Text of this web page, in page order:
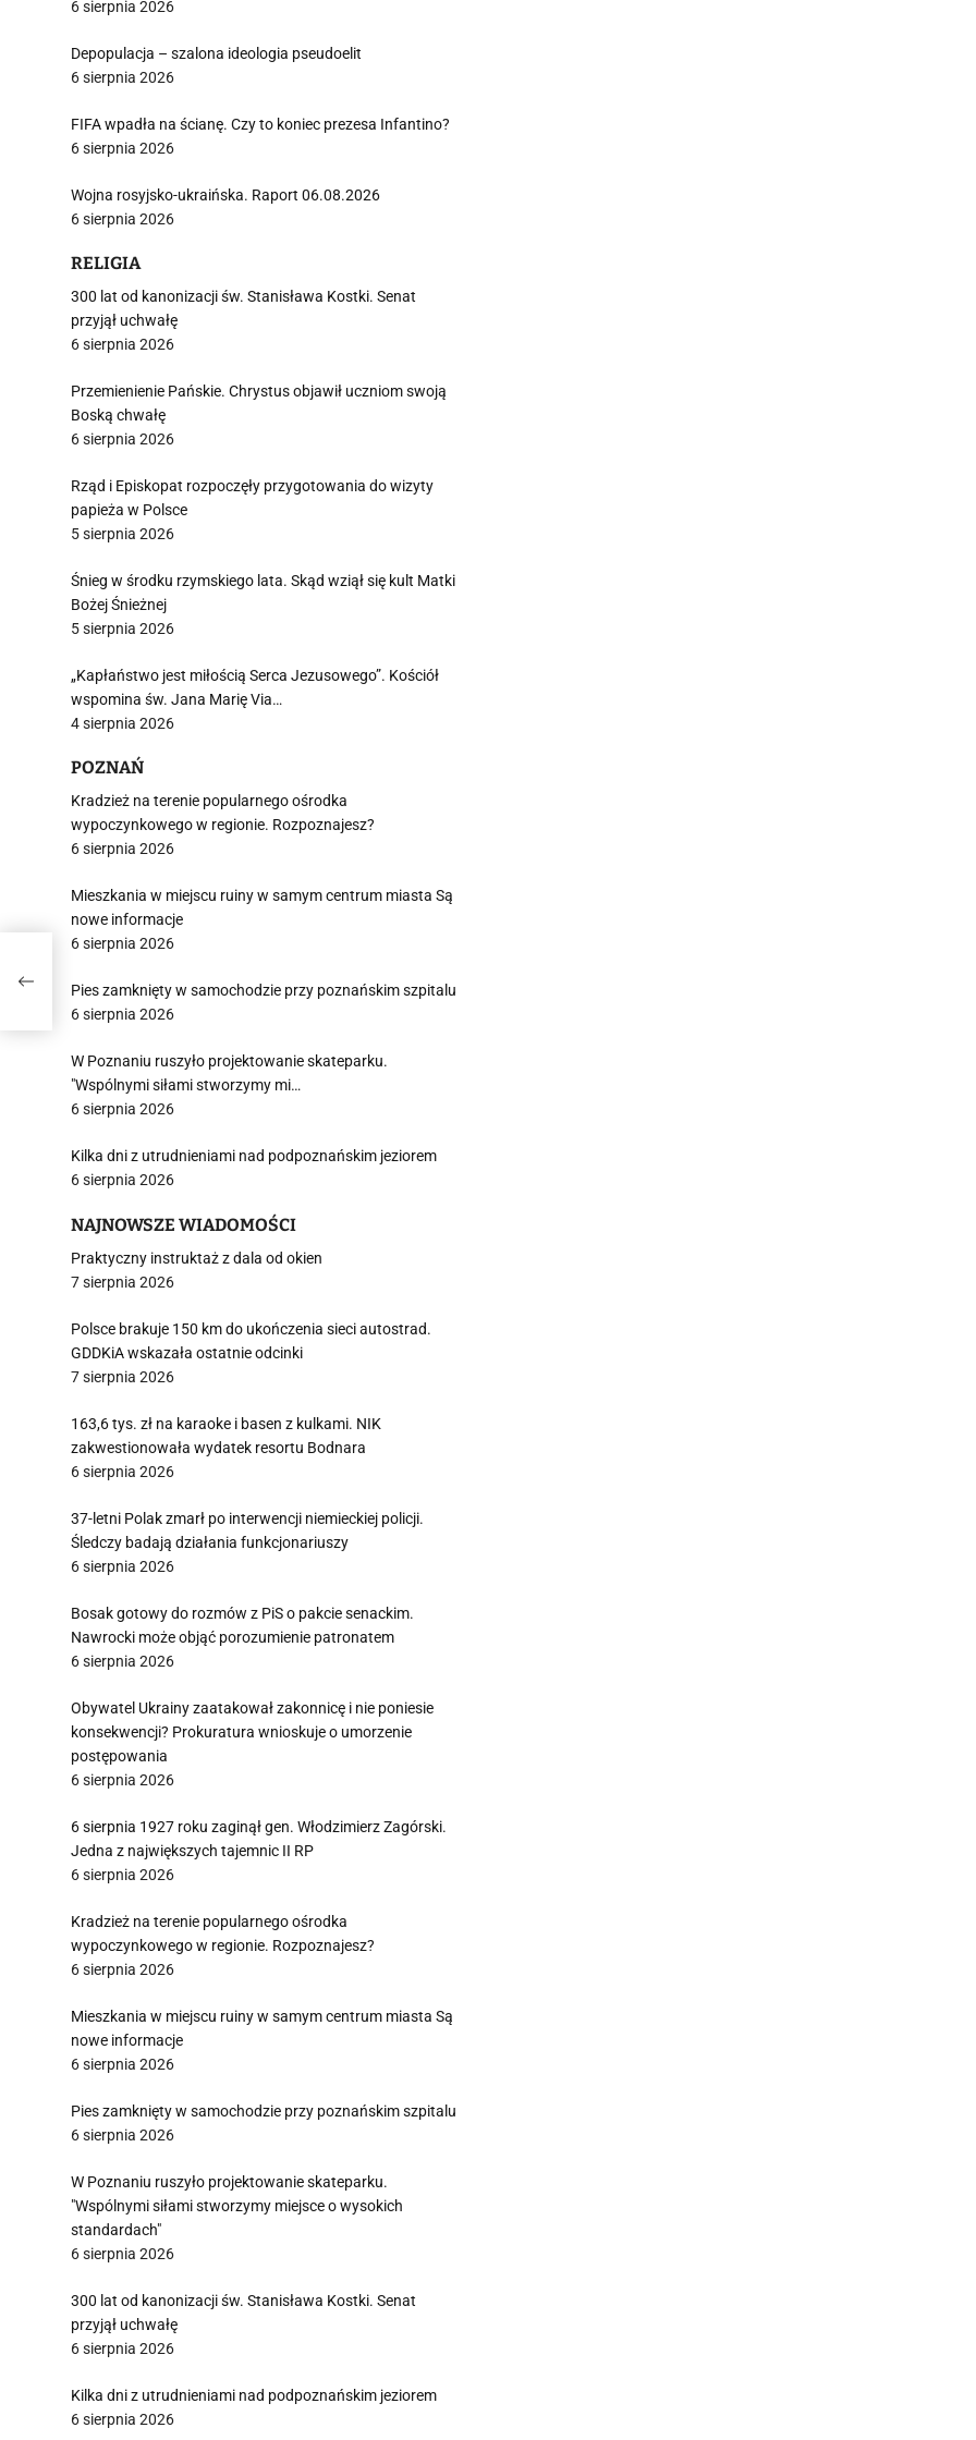
6 sierpnia 2026
Depopulacja – szalona ideologia pseudoelit
6 sierpnia 2026
FIFA wpadła na ścianę. Czy to koniec prezesa Infantino?
6 sierpnia 2026
Wojna rosyjsko-ukraińska. Raport 06.08.2026
6 sierpnia 2026
RELIGIA
300 lat od kanonizacji św. Stanisława Kostki. Senat
przyjął uchwałę
6 sierpnia 2026
Przemienienie Pańskie. Chrystus objawił uczniom swoją
Boską chwałę
6 sierpnia 2026
Rząd i Episkopat rozpoczęły przygotowania do wizyty
papieża w Polsce
5 sierpnia 2026
Śnieg w środku rzymskiego lata. Skąd wziął się kult Matki
Bożej Śnieżnej
5 sierpnia 2026
„Kapłaństwo jest miłością Serca Jezusowego”. Kościół
wspomina św. Jana Marię Via…
4 sierpnia 2026
POZNAŃ
Kradzież na terenie popularnego ośrodka
wypoczynkowego w regionie. Rozpoznajesz?
6 sierpnia 2026
Mieszkania w miejscu ruiny w samym centrum miasta Są
nowe informacje
6 sierpnia 2026
Pies zamknięty w samochodzie przy poznańskim szpitalu
6 sierpnia 2026
W Poznaniu ruszyło projektowanie skateparku.
"Wspólnymi siłami stworzymy mi…
6 sierpnia 2026
Kilka dni z utrudnieniami nad podpoznańskim jeziorem
6 sierpnia 2026
NAJNOWSZE WIADOMOŚCI
Praktyczny instruktaż z dala od okien
7 sierpnia 2026
Polsce brakuje 150 km do ukończenia sieci autostrad.
GDDKiA wskazała ostatnie odcinki
7 sierpnia 2026
163,6 tys. zł na karaoke i basen z kulkami. NIK
zakwestionowała wydatek resortu Bodnara
6 sierpnia 2026
37-letni Polak zmarł po interwencji niemieckiej policji.
Śledczy badają działania funkcjonariuszy
6 sierpnia 2026
Bosak gotowy do rozmów z PiS o pakcie senackim.
Nawrocki może objąć porozumienie patronatem
6 sierpnia 2026
Obywatel Ukrainy zaatakował zakonnicę i nie poniesie
konsekwencji? Prokuratura wnioskuje o umorzenie
postępowania
6 sierpnia 2026
6 sierpnia 1927 roku zaginął gen. Włodzimierz Zagórski.
Jedna z największych tajemnic II RP
6 sierpnia 2026
Kradzież na terenie popularnego ośrodka
wypoczynkowego w regionie. Rozpoznajesz?
6 sierpnia 2026
Mieszkania w miejscu ruiny w samym centrum miasta Są
nowe informacje
6 sierpnia 2026
Pies zamknięty w samochodzie przy poznańskim szpitalu
6 sierpnia 2026
W Poznaniu ruszyło projektowanie skateparku.
"Wspólnymi siłami stworzymy miejsce o wysokich
standardach"
6 sierpnia 2026
300 lat od kanonizacji św. Stanisława Kostki. Senat
przyjął uchwałę
6 sierpnia 2026
Kilka dni z utrudnieniami nad podpoznańskim jeziorem
6 sierpnia 2026